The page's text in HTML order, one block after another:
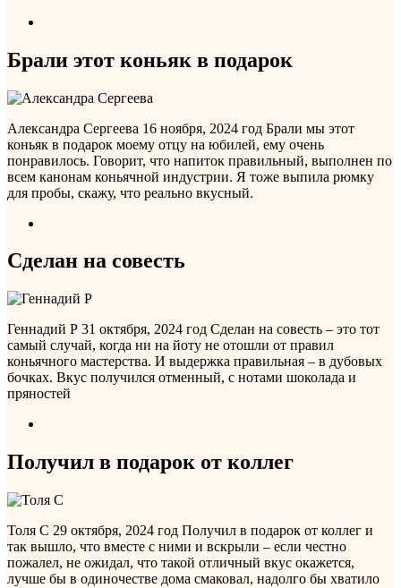
Брали этот коньяк в подарок
Александра Сергеева 16 ноября, 2024 год Брали мы этот
коньяк в подарок моему отцу на юбилей, ему очень
понравилось. Говорит, что напиток правильный, выполнен по
всем канонам коньячной индустрии. Я тоже выпила рюмку
для пробы, скажу, что реально вкусный.
Сделан на совесть
Геннадий Р 31 октября, 2024 год Сделан на совесть – это тот
самый случай, когда ни на йоту не отошли от правил
коньячного мастерства. И выдержка правильная – в дубовых
бочках. Вкус получился отменный, с нотами шоколада и
пряностей
Получил в подарок от коллег
Толя С 29 октября, 2024 год Получил в подарок от коллег и
так вышло, что вместе с ними и вскрыли – если честно
пожалел, не ожидал, что такой отличный вкус окажется,
лучше бы в одиночестве дома смаковал, надолго бы хватило